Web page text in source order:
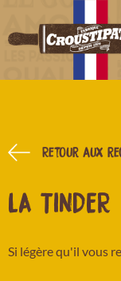
Retour aux
LA TINDER
Si légère qu'il vous